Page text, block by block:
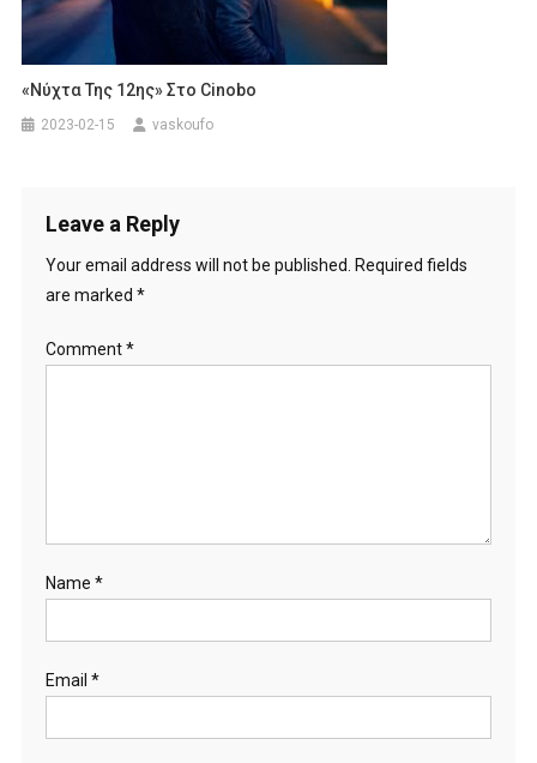
«Νύχτα Της 12ης» Στο Cinobo
2023-02-15 vaskoufo
Leave a Reply
Your email address will not be published. Required fields
are marked *
Comment*
Name *
Email *